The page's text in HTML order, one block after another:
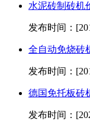
水泥砖制砖机
发布时间：
全自动免烧砖
发布时间：
德国免托板砖
发布时间：